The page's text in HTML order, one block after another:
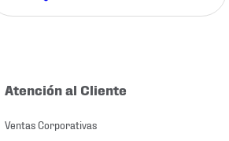
Atención al Cliente
Ventas Corporativas